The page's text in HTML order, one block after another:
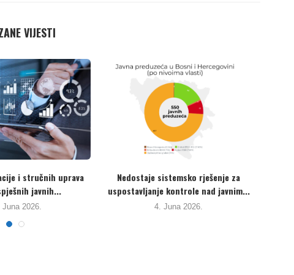
VIJESTI
Brčko” posljednji put je
pozitivne ocjene...
19. Maja 2026.
JP “Komunalno Brčko” – kontinuitet
afera i loših...
12. Maja 2026.